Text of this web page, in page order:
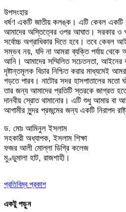
​উপসংহার
ধর্ষণ একটি জাতীয় কলঙ্ক। এটি কেবল
আমাদের অস্তিত্বের ওপর আঘাত। সরকার ও
সর্বোচ্চ অগ্রাধিকার দিতে হবে। তবে কেবল
সম্ভব নয়, যদি না আমরা ব্যক্তি পর্যায় থেকে
আনি। আমাদের সম্মিলিত সচেতনতা, আইনের
দৃষ্টান্তমূলক বিচার নিশ্চিত করার মাধ্যমেই
গড়তে পারব। নাটোর সদর হাসপাতালের মতো
তার জন্য আমাদের প্রতিটি স্তরকে জাগ্রত
দানবীয় স্রোত থামানোর। এটি শুধু আমার বা
আগামীর সুন্দর প্রজন্মের জন্য একটি নিরাপদ
ড. মোঃ আমিনুল ইসলাম
সহকারী অধ্যাপক, ইসলাম শিক্ষা
ফজর আলী মোল্লা ডিগ্রি কলেজ
মুণ্ডুমালা হাট, রাজশাহী।
প্রতিবিম্ব প্রকাশ
একটু পড়ুন